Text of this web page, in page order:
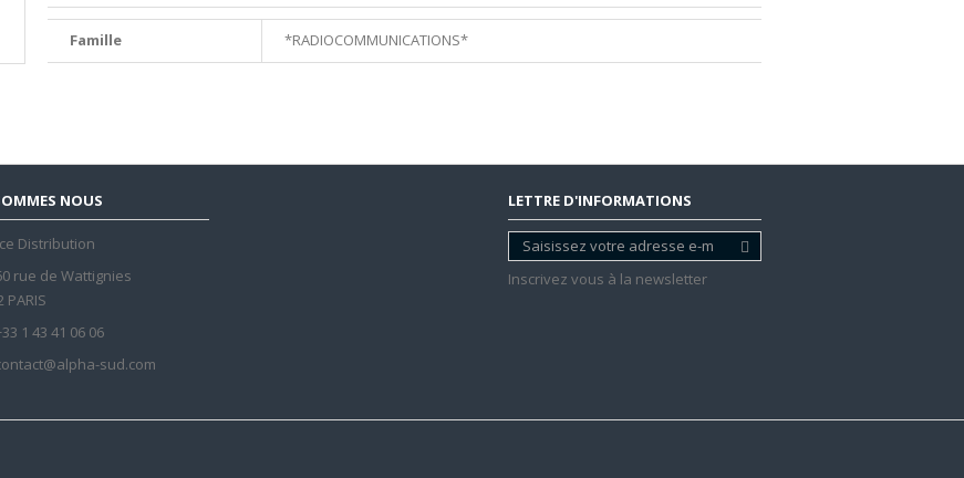
Famille *RADIOCOMMUNICATIONS*
NOUS
Distribution
rue de Wattignies
PARIS
1 43 41 06 06
sud.com
LETTRE D'INFORMATIONS
Inscrivez vous à la newsletter